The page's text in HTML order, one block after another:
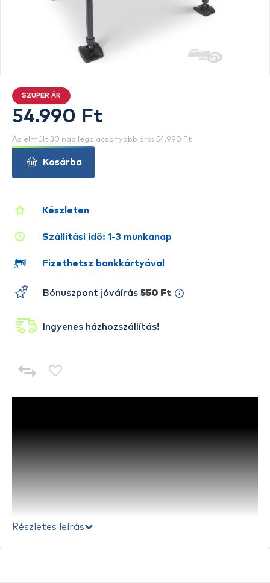
Részletes leírás
Készleten
Szállítási idő: 1-3 munkanap
Fizethetsz bankkártyával
Bónuszpont jóváírás 550 Ft
Ingyenes házhozszállítás!
SZUPER ÁR
54.990 Ft
Az elmúlt 30 nap legalacsonyabb ára: 54.990 Ft
Kosárba